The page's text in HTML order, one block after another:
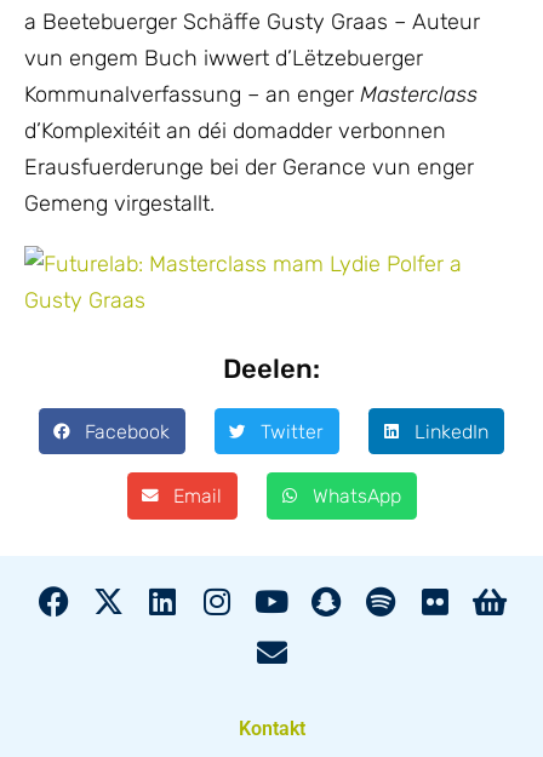
a Beetebuerger Schäffe Gusty Graas – Auteur
vun engem Buch iwwert d’Lëtzebuerger
Kommunalverfassung – an enger Masterclass
d’Komplexitéit an déi domadder verbonnen
Erausfuerderunge bei der Gerance vun enger
Gemeng virgestallt.
Deelen:
Facebook Twitter LinkedIn
Email WhatsApp
Kontakt